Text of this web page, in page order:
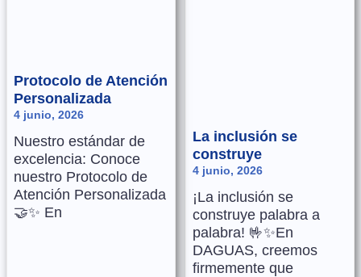
Protocolo de Atención
Personalizada
4 junio, 2026
Nuestro estándar de
excelencia: Conoce
nuestro Protocolo de
Atención Personalizada
🤝✨ En
La inclusión se
construye
4 junio, 2026
¡La inclusión se
construye palabra a
palabra! 🤟✨En
DAGUAS, creemos
firmemente que